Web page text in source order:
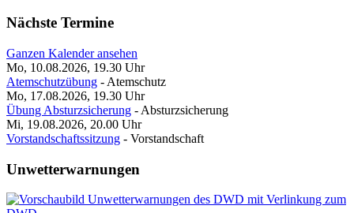
Nächste Termine
Ganzen Kalender ansehen
Mo, 10.08.2026, 19.30 Uhr
Atemschutzübung - Atemschutz
Mo, 17.08.2026, 19.30 Uhr
Übung Absturzsicherung - Absturzsicherung
Mi, 19.08.2026, 20.00 Uhr
Vorstandschaftssitzung - Vorstandschaft
Unwetterwarnungen